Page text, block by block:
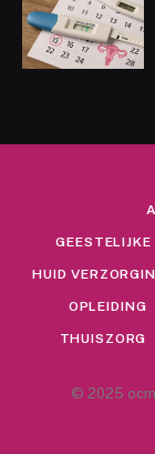
HUID
OPLEIDING
THUISZORG
© 2025